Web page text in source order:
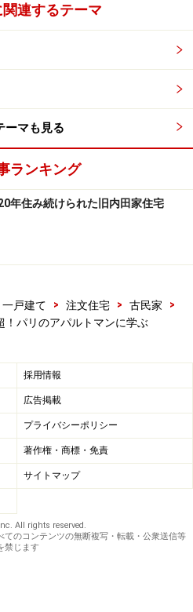
するTさんのこだわりが伺え
自分の好みの空間に変えてい
たのはやむを得ない事情があ
うまでの道のりも、平坦なも
う。
。最新の内容をご確認くださ
連するテーマ
ーマも見る
ランキング
年住み続けられた旧内田家住宅
一戸建て > 注文住宅 > 古民家
>
！パリのアパルトマンに学ぶ
採用情報
広告掲載
プライバシーポリシー
著作権・商標・免責
サイトマップ
All rights reserved.
のコンテンツの無断複写・転載・公衆送信等
禁じます